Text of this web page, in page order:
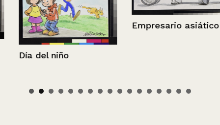
Día del niño
Empresario asiático